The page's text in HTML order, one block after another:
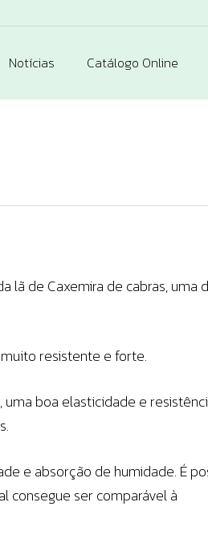
Notícias Catálogo Online
lã de Caxemira de cabras, uma
resistente e forte.
boa elasticidade e
e absorção de humidade. É
consegue ser comparável à